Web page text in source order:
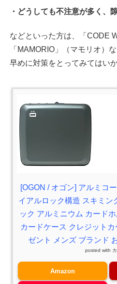
・どうしても不注意が多く、
などといった方は、「CODE
「MAMORIO」（マモリオ）
早めに対策をとってみてはい
[OGON / オゴン] アルミコ
イアルロック構造 スキミン
ック アルミニウム カード
カードケース クレジット
ゼント メンズ ブランド
posted with
Amazon